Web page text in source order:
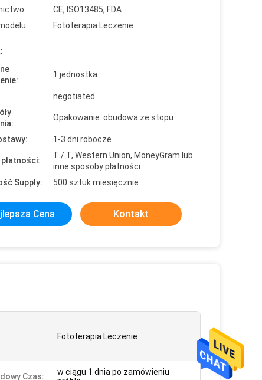
CE, ISO13485, FDA
Fototerapia Leczenie
1 jednostka
negotiated
Opakowanie: obudowa ze stopu
1-3 dni robocze
T / T, Western Union, MoneyGram lub
inne sposoby płatności
Supply:
500 sztuk miesięcznie
Cena Kontakt
Fototerapia Leczenie
Czas:
w ciągu 1 dnia po zamówieniu